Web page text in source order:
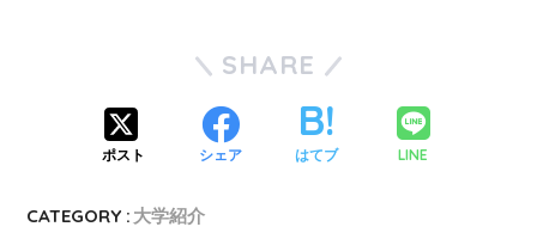
SHARE
ポスト シェア はてブ LINE
CATEGORY : 大学紹介